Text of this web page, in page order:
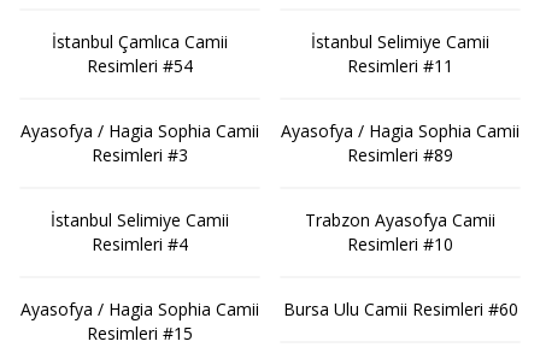
İstanbul Çamlıca Camii
Resimleri #54
Ayasofya / Hagia Sophia Camii
Resimleri #3
İstanbul Selimiye Camii
Resimleri #4
Ayasofya / Hagia Sophia Camii
Resimleri #15
İstanbul Selimiye Camii
Resimleri #11
Ayasofya / Hagia Sophia Camii
Resimleri #89
Trabzon Ayasofya Camii
Resimleri #10
Bursa Ulu Camii Resimleri #60